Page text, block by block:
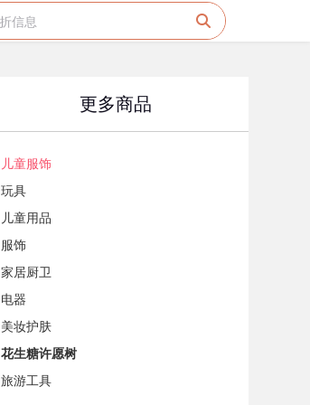
更多商品
儿童服饰
玩具
儿童用品
服饰
家居厨卫
电器
美妆护肤
花生糖许愿树
旅游工具